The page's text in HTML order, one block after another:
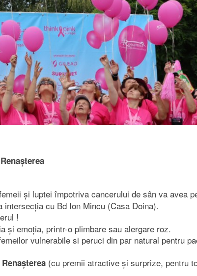
și luptei împotriva cancerului de sân va avea
cu Bd Ion Mincu (Casa Doina).
!
și emoția, printr-o plimbare sau alergare roz.
vulnerabile si peruci din par natural pentru
(cu premii atractive și surprize, pentru